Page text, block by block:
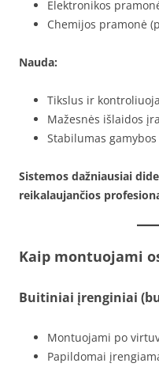
Elektronikos
Chemijos pramonė
Nauda:
Tikslus ir
Mažesnės išlaidos
Stabilumas
Sistemos dažniausiai
reikalaujančios
Kaip montuojami
Buitiniai įrenginiai
Montuojami po
Papildomai